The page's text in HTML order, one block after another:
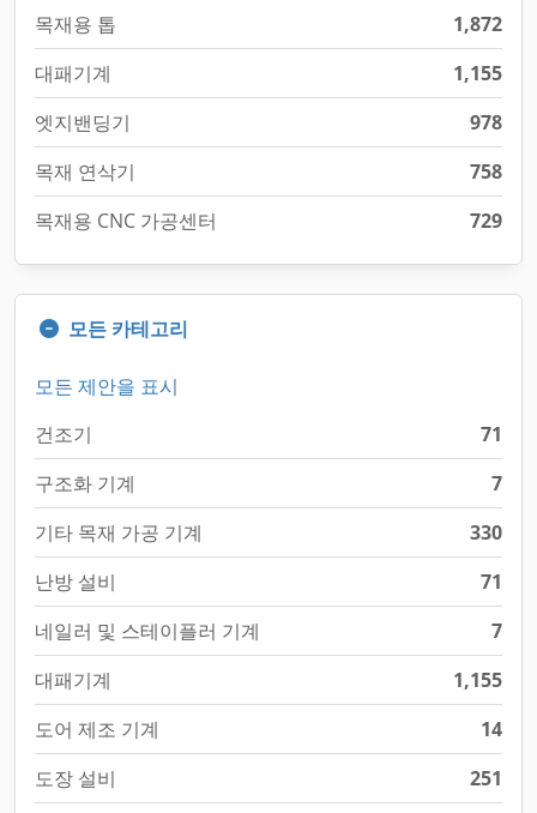
목재용 톱
1,872
대패기계
1,155
엣지밴딩기
978
목재 연삭기
758
목재용 CNC 가공센터
729
모든 카테고리
모든 제안을 표시
건조기
71
구조화 기계
7
기타 목재 가공 기계
330
난방 설비
71
네일러 및 스테이플러 기계
7
대패기계
1,155
도어 제조 기계
14
도장 설비
251